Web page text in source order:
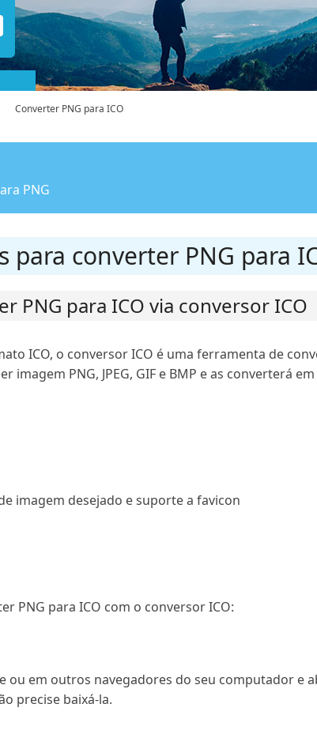
Converter PNG para ICO
PNG
para converter PNG para
PNG para ICO via conversor ICO
ICO, o conversor ICO é uma ferramenta de
PNG, JPEG, GIF e BMP e as converterá
imagem desejado e suporte a favicon
PNG para ICO com o conversor ICO:
ou em outros navegadores do seu computador e
precise baixá-la.